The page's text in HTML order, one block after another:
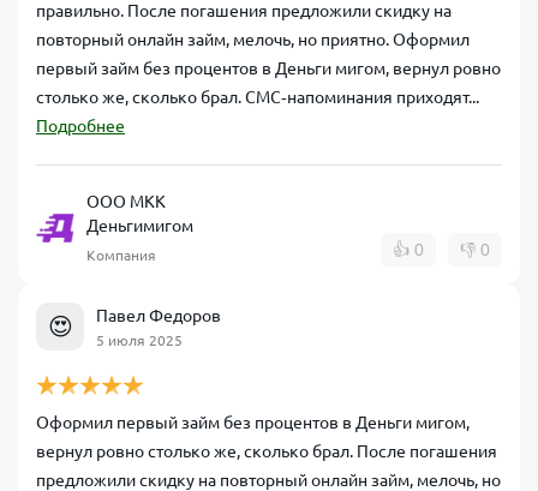
правильно. После погашения предложили скидку на
повторный онлайн займ, мелочь, но приятно. Оформил
первый займ без процентов в Деньги мигом, вернул ровно
столько же, сколько брал. СМС‑напоминания приходят...
Подробнее
ООО МКК
Деньгимигом
Компания 👍 0 👎 0
😍 Павел Федоров
5 июля 2025
Оформил первый займ без процентов в Деньги мигом,
вернул ровно столько же, сколько брал. После погашения
предложили скидку на повторный онлайн займ, мелочь, но